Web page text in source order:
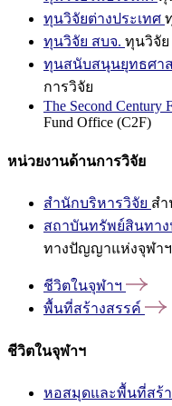
ทุนวิจัยต่างประเทศ
ทุนวิจัย สบจ. ทุนวิจัย
ทุนสนับสนุนยุทธศา
การวิจัย
The Second Century
Fund Office (C2F)
หน่วยงานด้านการวิจัย
สำนักบริหารวิจัย สำ
สถาบันทรัพย์สินทา
ทางปัญญาแห่งจุฬาฯ
ชีวิตในจุฬาฯ
พื้นที่สร้างสรรค์
ชีวิตในจุฬาฯ
หอสมุดและพื้นที่สร้